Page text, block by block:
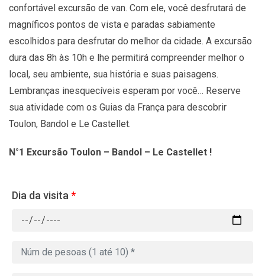
confortável excursão de van. Com ele, você desfrutará de
magníficos pontos de vista e paradas sabiamente
escolhidos para desfrutar do melhor da cidade. A excursão
dura das 8h às 10h e lhe permitirá compreender melhor o
local, seu ambiente, sua história e suas paisagens.
Lembranças inesquecíveis esperam por você… Reserve
sua atividade com os Guias da França para descobrir
Toulon, Bandol e Le Castellet.
N°1 Excursão Toulon – Bandol – Le Castellet !
Dia da visita *